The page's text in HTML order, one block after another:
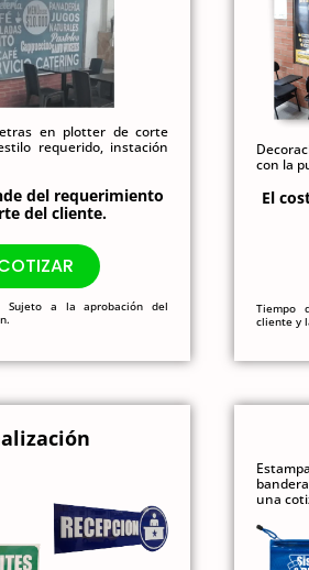
en plotter de corte
requerido, instación
del requerimiento
del cliente.
Sujeto a la aprobación del
con la
El
Tiempo
cliente y
una